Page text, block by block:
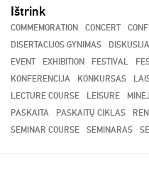
Ištrink
COMMEMORATION CONCERT
DISERTACIJOS GYNIMAS
DISKUSIJA
EVENT
EXHIBITION FESTIVAL
KONFERENCIJA
KONKURSAS
LECTURE COURSE
LEISURE
PASKAITA
PASKAITŲ CIKLAS
SEMINAR COURSE
SEMINARAS